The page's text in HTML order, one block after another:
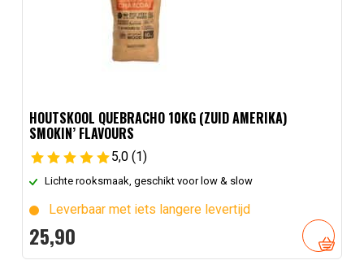
HOUTSKOOL QUEBRACHO 10KG (ZUID AMERIKA)
SMOKIN’ FLAVOURS
5,0 (1)
Lichte rooksmaak, geschikt voor low & slow
Leverbaar met iets langere levertijd
25,90